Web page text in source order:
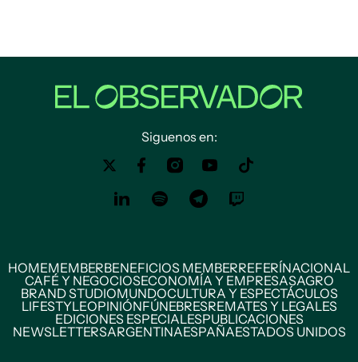
Siguenos en:
HOMEMEMBERBENEFICIOS MEMBERREFERÍNACIONAL
CAFÉ Y NEGOCIOSECONOMÍA Y EMPRESASAGRO
BRAND STUDIOMUNDOCULTURA Y ESPECTÁCULOS
LIFESTYLEOPINIÓNFÚNEBRESREMATES Y LEGALES
EDICIONES ESPECIALESPUBLICACIONES
NEWSLETTERSARGENTINAESPAÑAESTADOS UNIDOS